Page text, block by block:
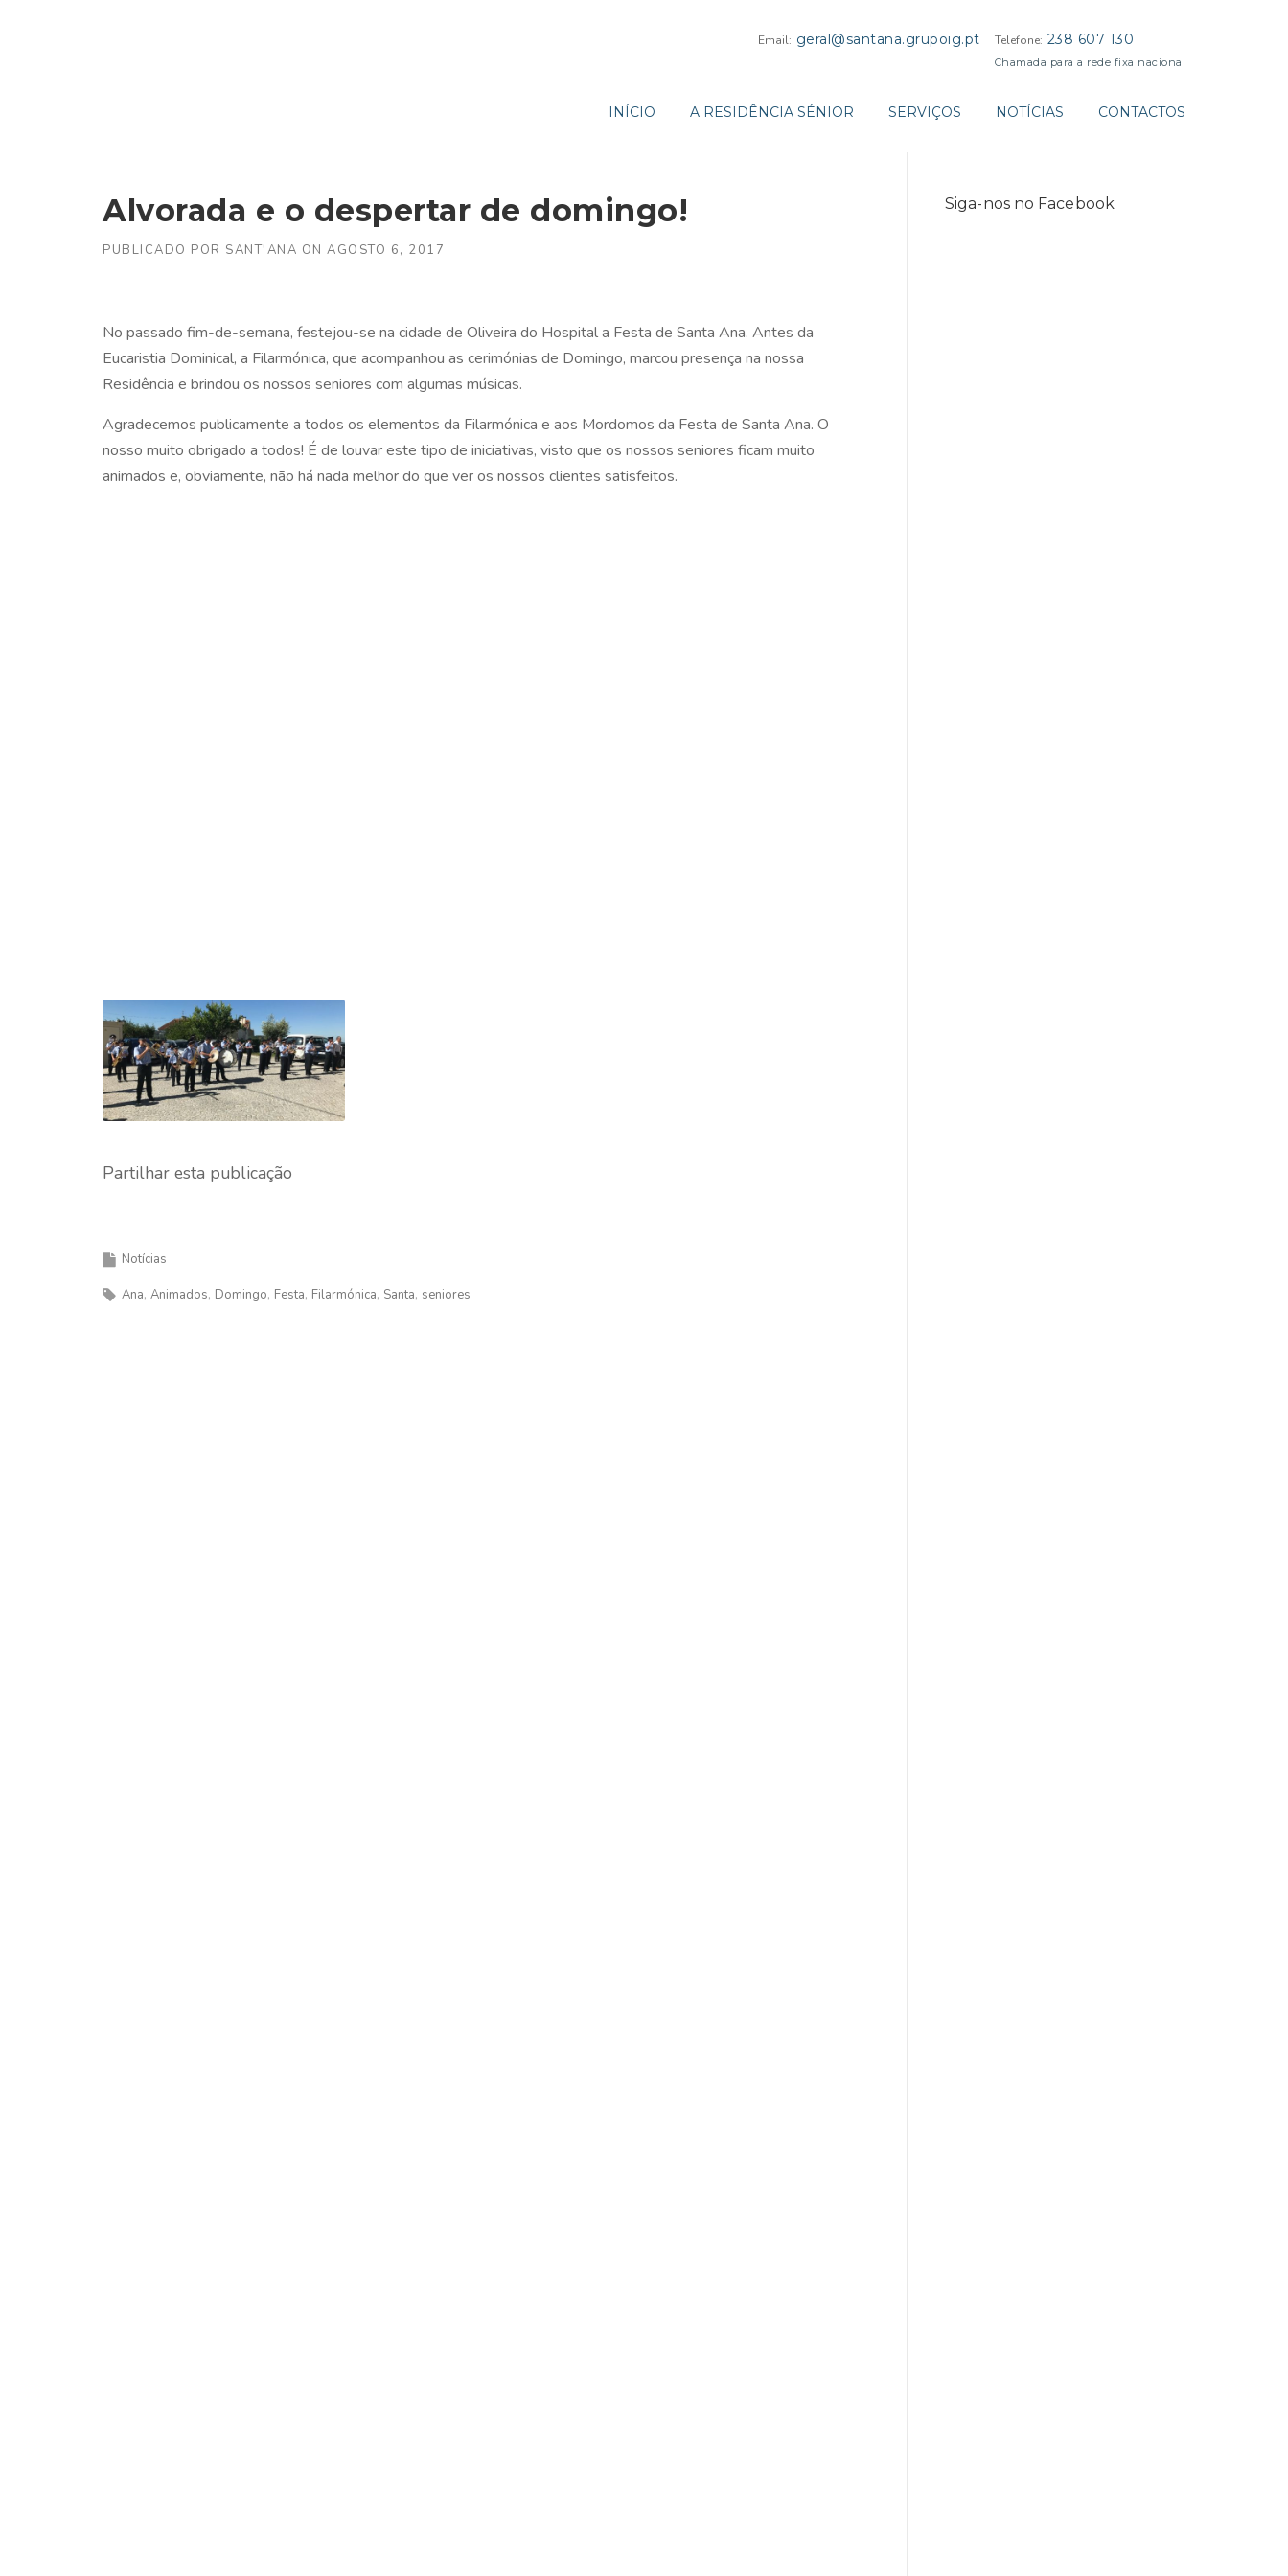
Telefone: 238 607 130
Chamada para a rede fixa nacional
Email: geral@santana.grupoig.pt
INÍCIO A RESIDÊNCIA SÉNIOR SERVIÇOS NOTÍCIAS CONTACTOS
Alvorada e o despertar de domingo!
PUBLICADO POR SANT'ANA ON AGOSTO 6, 2017
No passado fim-de-semana, festejou-se na cidade de Oliveira do Hospital a Festa de Santa Ana. Antes da
Eucaristia Dominical, a Filarmónica, que acompanhou as cerimónias de Domingo, marcou presença na nossa
Residência e brindou os nossos seniores com algumas músicas.
Agradecemos publicamente a todos os elementos da Filarmónica e aos Mordomos da Festa de Santa Ana. O
nosso muito obrigado a todos! É de louvar este tipo de iniciativas, visto que os nossos seniores ficam muito
animados e, obviamente, não há nada melhor do que ver os nossos clientes satisfeitos.
Partilhar esta publicação
Notícias
Ana Animados Domingo Festa Filarmónica Santa seniores
Siga-nos no Facebook